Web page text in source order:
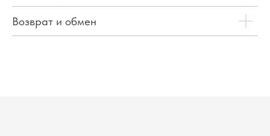
Возврат и обмен